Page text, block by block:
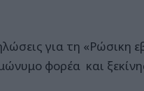
για τη «Ρώσικη
φορέα και